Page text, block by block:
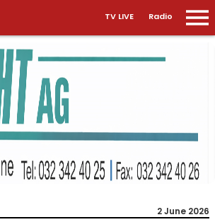
TV LIVE Radio
2 June 2026